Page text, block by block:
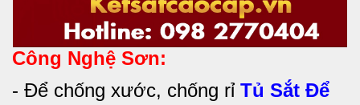
Công Nghệ Sơn:
- Để chống xước, chống rỉ Tủ Sắt Để